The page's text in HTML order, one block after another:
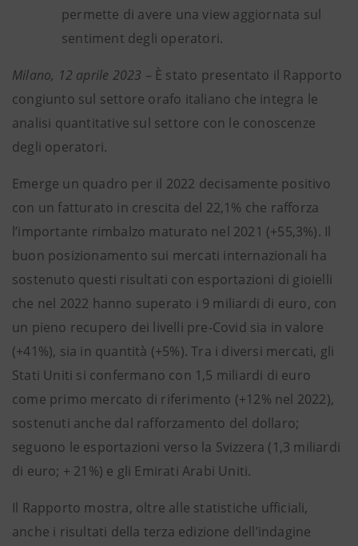
permette di avere una view aggiornata sul
sentiment degli operatori.
Milano, 12 aprile 2023 – È stato presentato il Rapporto
congiunto sul settore orafo italiano che integra le
analisi quantitative sul settore con le conoscenze
degli operatori.
Emerge un quadro per il 2022 decisamente positivo
con un fatturato in crescita del 22,1% che rafforza
l’importante rimbalzo maturato nel 2021 (+55,3%). Il
buon posizionamento sui mercati internazionali ha
sostenuto questi risultati con esportazioni di gioielli
che nel 2022 hanno superato i 9 miliardi di euro, con
un pieno recupero dei livelli pre-Covid sia in valore
(+41%), sia in quantità (+5%). Tra i diversi mercati, gli
Stati Uniti si confermano con 1,5 miliardi di euro
come primo mercato di riferimento (+12% nel 2022),
sostenuti anche dal rafforzamento del dollaro;
seguono le esportazioni verso la Svizzera (1,3 miliardi
di euro; + 21%) e gli Emirati Arabi Uniti.
Il Rapporto mostra, oltre alle statistiche ufficiali,
anche i risultati della terza edizione dell’indagine